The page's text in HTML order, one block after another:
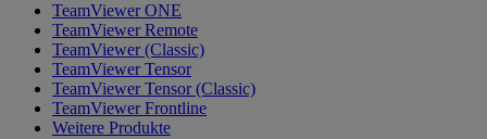
TeamViewer ONE
TeamViewer Remote
TeamViewer (Classic)
TeamViewer Tensor
TeamViewer Tensor (Classic)
TeamViewer Frontline
Weitere Produkte